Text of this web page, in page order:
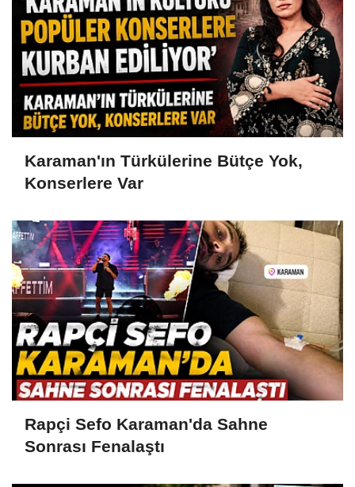
Karaman'ın Türkülerine Bütçe Yok,
Konserlere Var
Rapçi Sefo Karaman'da Sahne
Sonrası Fenalaştı